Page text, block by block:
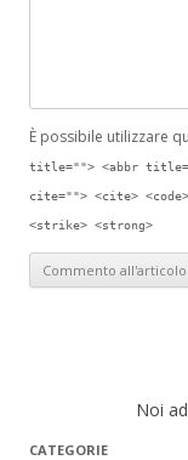
È possibile utilizzare
title=""> <abbr
cite=""> <cite>
<strike> <strong>
Noi
CATEGORIE